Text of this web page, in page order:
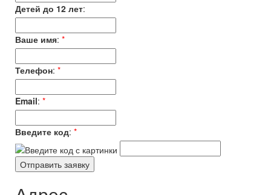
Детей до 12 лет:
Ваше имя: *
Телефон: *
Email: *
Введите код: *